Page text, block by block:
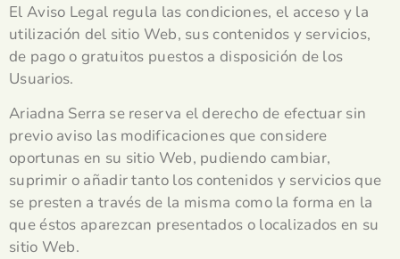
El Aviso Legal regula las condiciones, el acceso y la
utilización del sitio Web, sus contenidos y servicios,
de pago o gratuitos puestos a disposición de los
Usuarios.
Ariadna Serra se reserva el derecho de efectuar sin
previo aviso las modificaciones que considere
oportunas en su sitio Web, pudiendo cambiar,
suprimir o añadir tanto los contenidos y servicios que
se presten a través de la misma como la forma en la
que éstos aparezcan presentados o localizados en su
sitio Web.